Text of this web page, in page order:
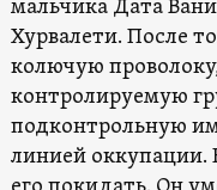
мальчика Дата
Хурвалети. После
колючую
контролируемую
подконтрольную
линией оккупации.